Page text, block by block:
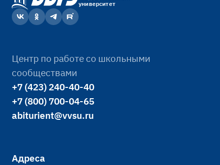
университет
Центр по работе со школьными
сообществами
+7 (423) 240-40-40
+7 (800) 700-04-65
abiturient@vvsu.ru
Адреса